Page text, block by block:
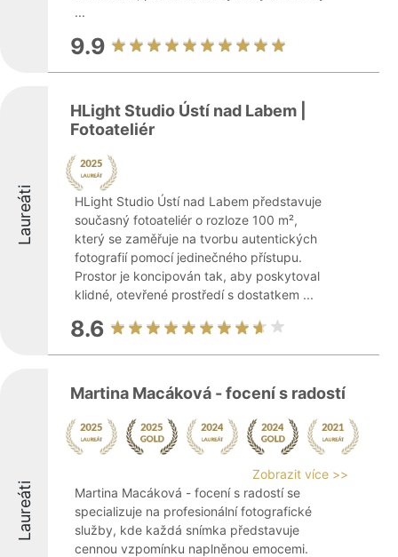
...
9.9
Laureáti
HLight Studio Ústí nad Labem |
Fotoateliér
HLight Studio Ústí nad Labem představuje
současný fotoateliér o rozloze 100 m²,
který se zaměřuje na tvorbu autentických
fotografií pomocí jedinečného přístupu.
Prostor je koncipován tak, aby poskytoval
klidné, otevřené prostředí s dostatkem ...
8.6
Laureáti
Martina Macáková - focení s radostí
Zobrazit více >>
Martina Macáková - focení s radostí se
specializuje na profesionální fotografické
služby, kde každá snímka představuje
cennou vzpomínku naplněnou emocemi.